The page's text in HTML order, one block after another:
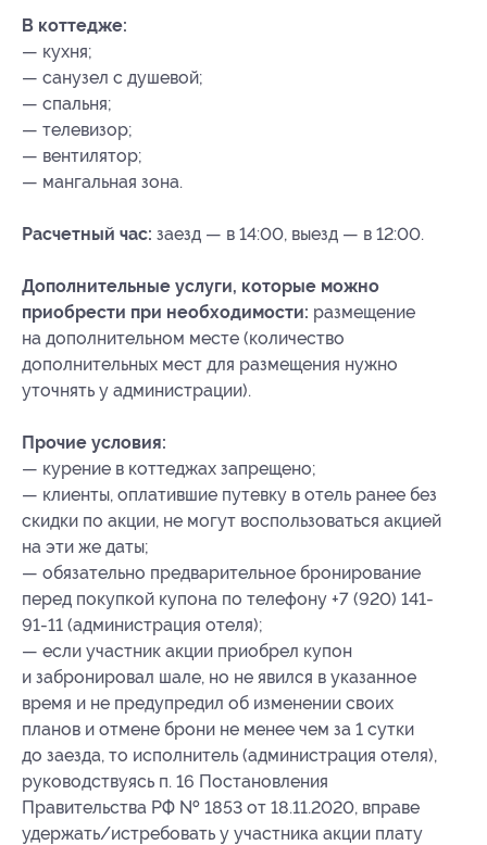
В коттедже:
— кухня;
— санузел с душевой;
— спальня;
— телевизор;
— вентилятор;
— мангальная зона.
Расчетный час: заезд — в 14:00, выезд — в 12:00.
Дополнительные услуги, которые можно
приобрести при необходимости: размещение
на дополнительном месте (количество
дополнительных мест для размещения нужно
уточнять у администрации).
Прочие условия:
— курение в коттеджах запрещено;
— клиенты, оплатившие путевку в отель ранее без
скидки по акции, не могут воспользоваться акцией
на эти же даты;
— обязательно предварительное бронирование
перед покупкой купона по телефону +7 (920) 141-
91-11 (администрация отеля);
— если участник акции приобрел купон
и забронировал шале, но не явился в указанное
время и не предупредил об изменении своих
планов и отмене брони не менее чем за 1 сутки
до заезда, то исполнитель (администрация отеля),
руководствуясь п. 16 Постановления
Правительства РФ № 1853 от 18.11.2020, вправе
удержать/истребовать у участника акции плату